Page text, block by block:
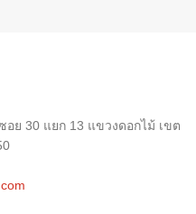
อย 30 แยก 13 แขวงดอกไม้ เขต